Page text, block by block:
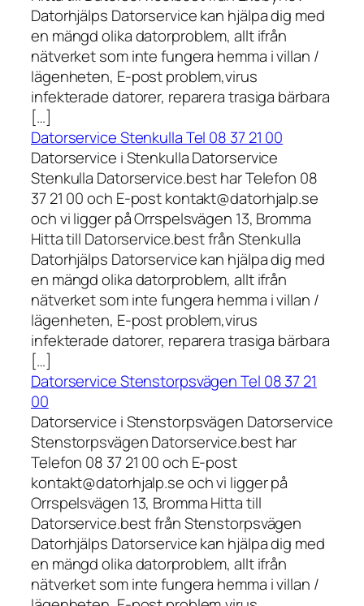
Datorhjälps Datorservice kan hjälpa dig med
en mängd olika datorproblem, allt ifrån
nätverket som inte fungera hemma i villan /
lägenheten, E-post problem,virus
infekterade datorer, reparera trasiga bärbara
[…]
Datorservice Stenkulla Tel 08 37 21 00
Datorservice i Stenkulla Datorservice
Stenkulla Datorservice.best har Telefon 08
37 21 00 och E-post kontakt@datorhjalp.se
och vi ligger på Orrspelsvägen 13, Bromma
Hitta till Datorservice.best från Stenkulla
Datorhjälps Datorservice kan hjälpa dig med
en mängd olika datorproblem, allt ifrån
nätverket som inte fungera hemma i villan /
lägenheten, E-post problem,virus
infekterade datorer, reparera trasiga bärbara
[…]
Datorservice Stenstorpsvägen Tel 08 37 21
00
Datorservice i Stenstorpsvägen Datorservice
Stenstorpsvägen Datorservice.best har
Telefon 08 37 21 00 och E-post
kontakt@datorhjalp.se och vi ligger på
Orrspelsvägen 13, Bromma Hitta till
Datorservice.best från Stenstorpsvägen
Datorhjälps Datorservice kan hjälpa dig med
en mängd olika datorproblem, allt ifrån
nätverket som inte fungera hemma i villan /